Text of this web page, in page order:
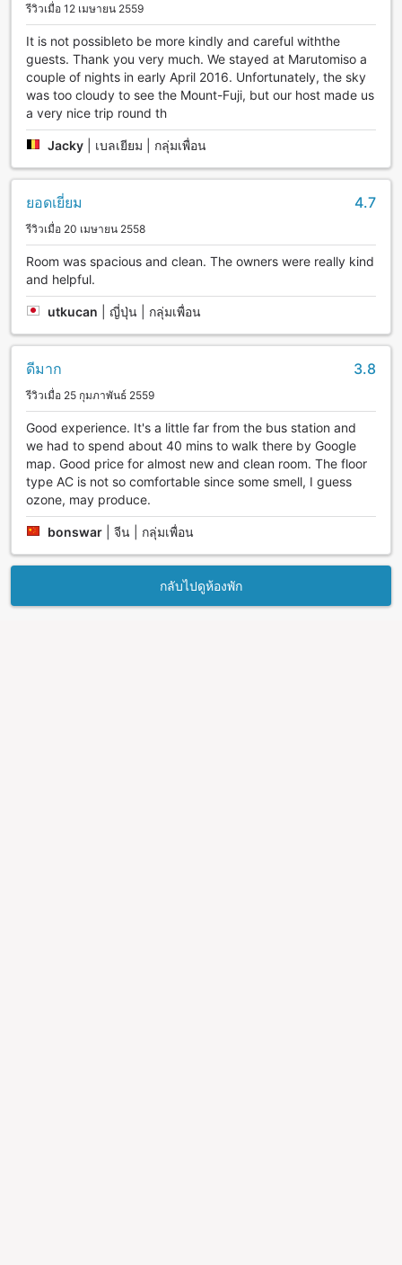
รีวิวเมื่อ 12 เมษายน 2559
It is not possibleto be more kindly and careful withthe
guests. Thank you very much. We stayed at Marutomiso a
couple of nights in early April 2016. Unfortunately, the sky
was too cloudy to see the Mount-Fuji, but our host made us
a very nice trip round th
Jacky เบลเยียม | กลุ่มเพื่อน
ยอดเยี่ยม 4.7
รีวิวเมื่อ 20 เมษายน 2558
Room was spacious and clean. The owners were really kind
and helpful.
utkucan ญี่ปุ่น | กลุ่มเพื่อน
ดีมาก 3.8
รีวิวเมื่อ 25 กุมภาพันธ์ 2559
Good experience. It's a little far from the bus station and
we had to spend about 40 mins to walk there by Google
map. Good price for almost new and clean room. The floor
type AC is not so comfortable since some smell, I guess
ozone, may produce.
bonswar จีน | กลุ่มเพื่อน
กลับไปดูห้องพัก